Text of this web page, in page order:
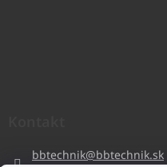
bbtechnik@bbtechnik.sk